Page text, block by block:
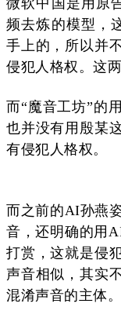
频去炼的模型，
手上的，所以并
侵犯人格权。这
而“魔音工坊”的
也并没有用殷某
有侵犯人格权。
而之前的AI孙燕
音，还明确的用
打赏，这就是侵
声音相似，其实
混淆声音的主体。